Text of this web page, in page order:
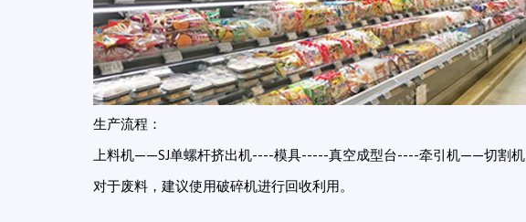
生产流程：
上料机——SJ单螺杆挤出机----模具-----真空成型台----牵引机——切割机
对于废料，建议使用破碎机进行回收利用。